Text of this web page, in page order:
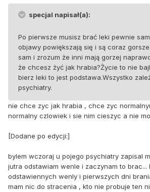
specjal napisał(a):
Po pierwsze musisz brać leki pewnie
objawy powiększają się i są coraz
sam i zrozum że inni mają gorzej
że chcesz żyć jak hrabia?Życie to nie
bierz leki to jest podstawa.Wszystko
psychiatry.
nie chce zyc jak hrabia , chce zyc
normalny czlowiek i sie nim cieszyc a nie
[Dodane po edycji:]
bylem wczoraj u pojego psychiatry zapisal
jutra odstawiam wenle i zaczynam to brac...
odstawiennych wenly i pierwszych dni
mam nic do stracenia , kto nie probuje ten